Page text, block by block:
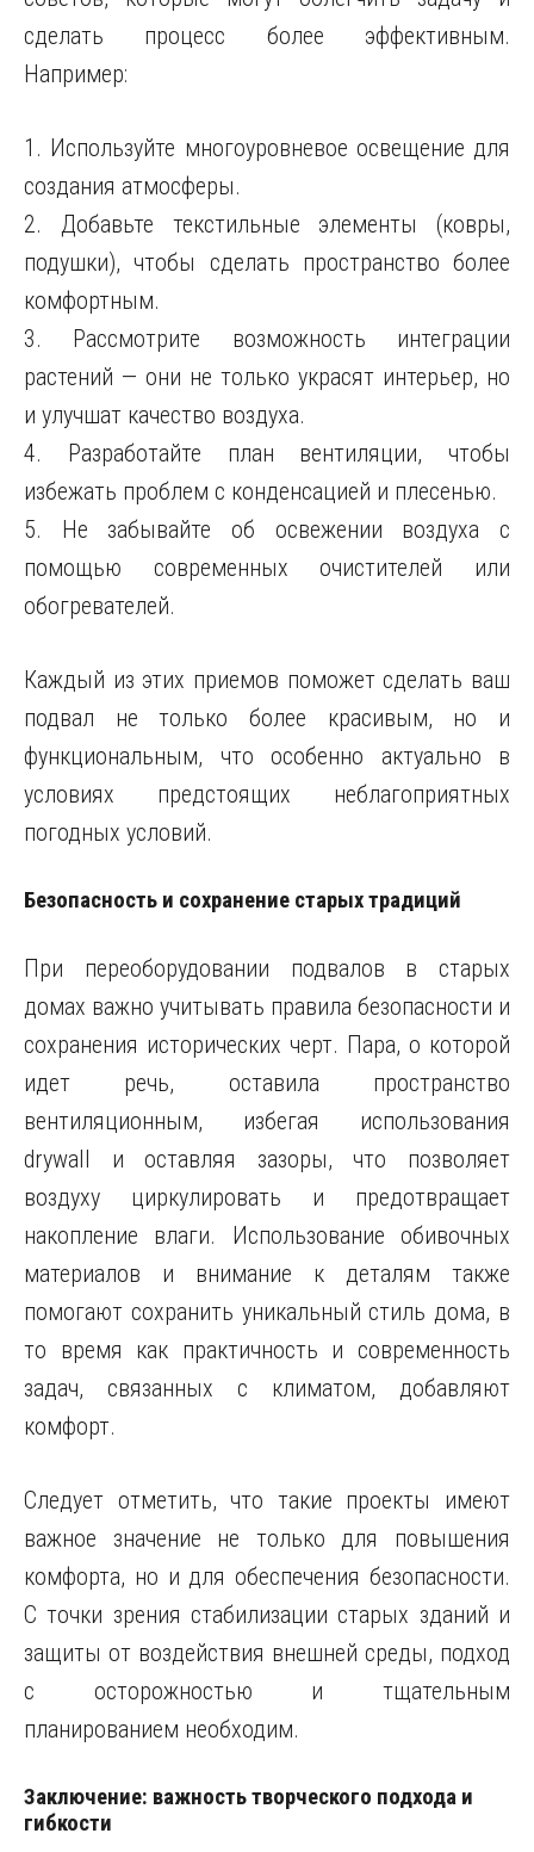
сделать процесс более эффективным.
Например:
1. Используйте многоуровневое освещение для
создания атмосферы.
2. Добавьте текстильные элементы (ковры,
подушки), чтобы сделать пространство более
комфортным.
3. Рассмотрите возможность интеграции
растений — они не только украсят интерьер, но
и улучшат качество воздуха.
4. Разработайте план вентиляции, чтобы
избежать проблем с конденсацией и плесенью.
5. Не забывайте об освежении воздуха с
помощью современных очистителей или
обогревателей.
Каждый из этих приемов поможет сделать ваш
подвал не только более красивым, но и
функциональным, что особенно актуально в
условиях предстоящих неблагоприятных
погодных условий.
Безопасность и сохранение старых традиций
При переоборудовании подвалов в старых
домах важно учитывать правила безопасности и
сохранения исторических черт. Пара, о которой
идет речь, оставила пространство
вентиляционным, избегая использования
drywall и оставляя зазоры, что позволяет
воздуху циркулировать и предотвращает
накопление влаги. Использование обивочных
материалов и внимание к деталям также
помогают сохранить уникальный стиль дома, в
то время как практичность и современность
задач, связанных с климатом, добавляют
комфорт.
Следует отметить, что такие проекты имеют
важное значение не только для повышения
комфорта, но и для обеспечения безопасности.
С точки зрения стабилизации старых зданий и
защиты от воздействия внешней среды, подход
с осторожностью и тщательным
планированием необходим.
Заключение: важность творческого подхода и
гибкости